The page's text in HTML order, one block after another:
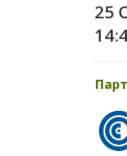
25